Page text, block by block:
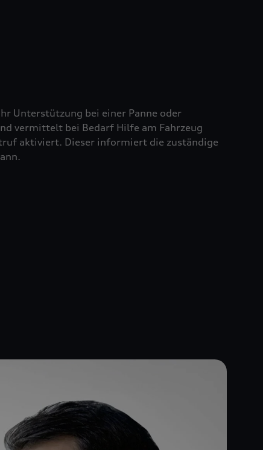
Unterstützung bei einer Panne oder
vermittelt bei Bedarf Hilfe am Fahrzeug
aktiviert. Dieser informiert die zuständige